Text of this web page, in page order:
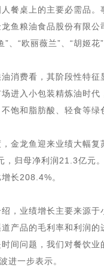
人餐桌上的主要必需品
鱼粮油食品股份有限
”、“欧丽薇兰”、“胡姬
油消费看，其阶段性特
进入小包装精炼油时代
饱和脂肪酸、轻食等绿
金龙鱼迎来业绩大幅
，归母净利润21.3亿元
长208.4%。
，业绩增长主要来源
产品的毛利率和利润的
间问题，我们对餐饮
进一步表示。